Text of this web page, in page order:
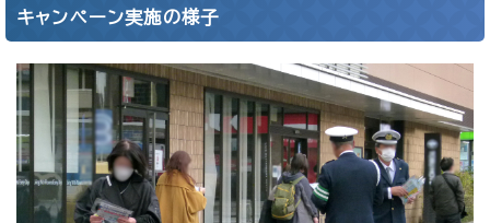
キャンペーン実施の様子